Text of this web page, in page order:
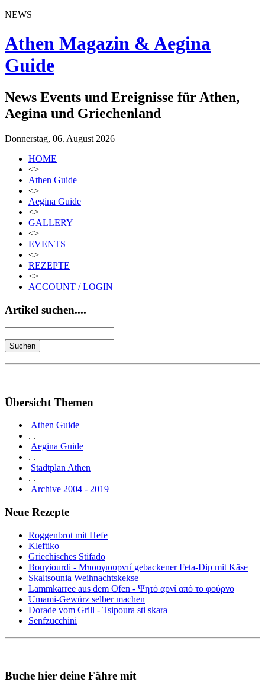
NEWS
Athen Magazin & Aegina
Guide
News Events und Ereignisse für Athen,
Aegina und Griechenland
Donnerstag, 06. August 2026
HOME
<>
Athen Guide
<>
Aegina Guide
<>
GALLERY
<>
EVENTS
<>
REZEPTE
<>
ACCOUNT / LOGIN
Artikel suchen....
Übersicht Themen
Athen Guide
. .
Aegina Guide
. .
Stadtplan Athen
. .
Archive 2004 - 2019
Neue Rezepte
Roggenbrot mit Hefe
Kleftiko
Griechisches Stifado
Bouyiourdi - Μπουγιουρντί gebackener Feta-Dip mit Käse
Skaltsounia Weihnachtskekse
Lammkarree aus dem Ofen - Ψητό αρνί από το φούρνο
Umami-Gewürz selber machen
Dorade vom Grill - Tsipoura sti skara
Senfzucchini
Buche hier deine Fähre mit